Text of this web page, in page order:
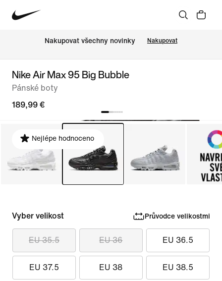
Nakupovat všechny novinky Nakupovat
Nike Air Max 95 Big Bubble
Pánské boty
189,99 €
Nejlépe hodnoceno
Vyber velikost Průvodce velikostmi
EU 35.5 EU 36 EU 36.5
EU 37.5 EU 38 EU 38.5